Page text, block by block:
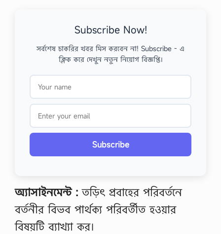
Subscribe Now!
সর্বশেষ চাকরির খবর মিস করবেন না! Subscribe - এ
ক্লিক করে দেখুন নতুন নিয়োগ বিজ্ঞপ্তি।
Subscribe
অ্যাসাইনমেন্ট :তড়িৎ প্রবাহের পরিবর্তনে
বর্তনীর বিভব পার্থক্য পরিবর্তীত হওয়ার
বিষয়টি ব্যাখ্যা কর।